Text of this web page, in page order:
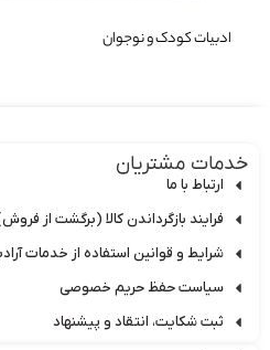
ادبیات کودک و نوجوان
خدمات مشتریان
ارتباط با ما
فرایند بازگرداندن کالا (برگشت از فروش)
شرایط و قوانین استفاده از خدمات آرادبوک
سیاست حفظ حریم خصوصی
ثبت شکایت، انتقاد و پیشنهاد